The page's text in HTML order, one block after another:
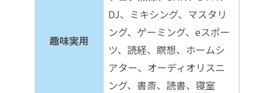
趣味実用
DJ、ミキシング、マスタリ
ング、ゲーミング、eスポー
ツ、読経、瞑想、ホームシ
アター、オーディオリスニ
ング、書斎、読書、寝室